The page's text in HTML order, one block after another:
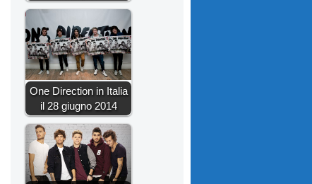
One Direction in Italia
il 28 giugno 2014